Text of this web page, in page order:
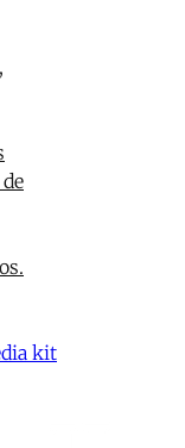
kit